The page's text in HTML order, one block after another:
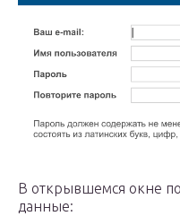
В открывшемся окне
данные: